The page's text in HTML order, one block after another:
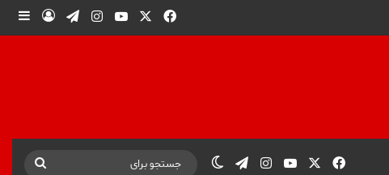
فیس بوکیوتیوباینستاگرام
تلگرامورود
فیس بوکیوتیوباینستاگرام
تلگرامتغییر پوسته
جستجو